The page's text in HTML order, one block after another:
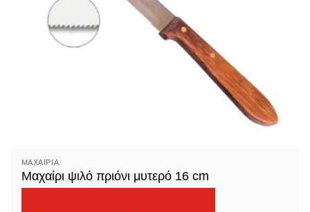
ΜΑΧΑΊΡΙΑ
Μαχαίρι ψιλό πριόνι μυτερό 16 cm